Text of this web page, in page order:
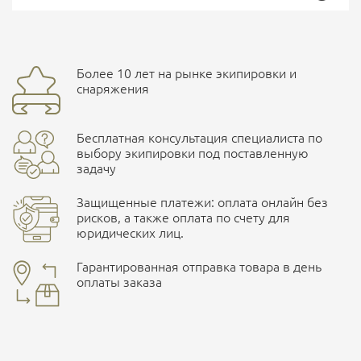
Доставка курьерской службой СДЭК -
Наличные при самовывозе
4
ОСТАВИТЬ
Администратор
23.07.2021 11:35
Оценка:
улица Маяковского, 10
ПОДРОБНЕЕ О СКЛАДЕ
Более 10 лет на рынке экипировки и
снаряжения
Бесплатная консультация специалиста по
выбору экипировки под поставленную
задачу
Защищенные платежи: оплата онлайн без
рисков, а также оплата по счету для
юридических лиц.
Гарантированная отправка товара в день
оплаты заказа